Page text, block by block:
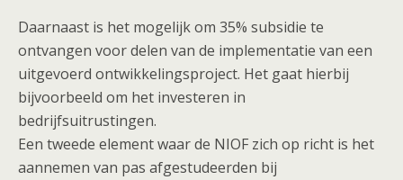
Daarnaast is het mogelijk om 35% subsidie te
ontvangen voor delen van de implementatie van een
uitgevoerd ontwikkelingsproject. Het gaat hierbij
bijvoorbeeld om het investeren in
bedrijfsuitrustingen.
Een tweede element waar de NIOF zich op richt is het
aannemen van pas afgestudeerden bij